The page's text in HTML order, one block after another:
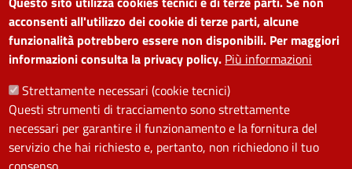
acconsenti all'utilizzo dei cookie di terze parti, alcune
funzionalità potrebbero essere non disponibili. Per maggiori
informazioni consulta la privacy policy. Più informazioni
Strettamente necessari (cookie tecnici)
Questi strumenti di tracciamento sono strettamente
necessari per garantire il funzionamento e la fornitura del
servizio che hai richiesto e, pertanto, non richiedono il tuo
Amministrazione
trasparente
Note legali
Piano di miglioramento dei
servizi
Contatti
SEGUICI SU
Facebook
Instagram
YouTube
Telegram
WhatsApp
TwitterLinkedin